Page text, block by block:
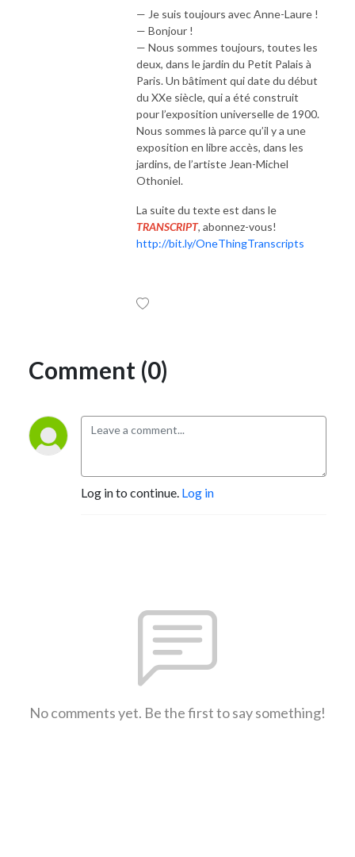
— Je suis toujours avec Anne-Laure !
— Bonjour !
— Nous sommes toujours, toutes les
deux, dans le jardin du Petit Palais à
Paris. Un bâtiment qui date du début
du XXe siècle, qui a été construit
pour l’exposition universelle de 1900.
Nous sommes là parce qu’il y a une
exposition en libre accès, dans les
jardins, de l’artiste Jean-Michel
Othoniel.
La suite du texte est dans le
TRANSCRIPT, abonnez-vous!
http://bit.ly/OneThingTranscripts
Comment (0)
Log in to continue. Log in
No comments yet. Be the first to say something!